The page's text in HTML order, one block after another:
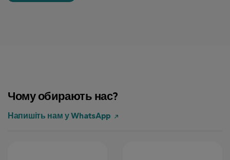
Чому обирають нас?
Напишіть нам у WhatsApp